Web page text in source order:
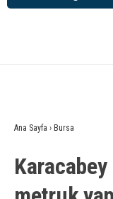
Ana Sayfa › Bursa